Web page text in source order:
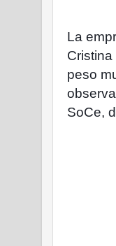
La
peso
SoCe,